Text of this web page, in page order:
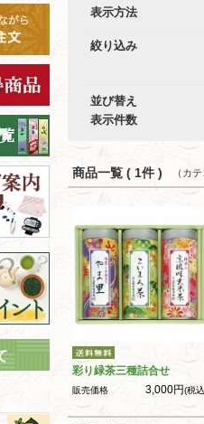
表示方法
絞り込み
並び替え
表示件数
商品一覧 ( 1件 ) （カテ
彩り緑茶三種詰合せ
販売価格 3,000円(税